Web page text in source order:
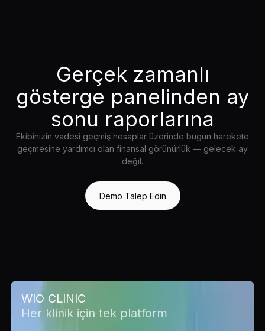
Gerçek zamanlı
gösterge panelinden ay
sonu raporlarına
Ekibinizin vadesi geçmiş hesaplar üzerinde bugün harekete
geçmesine yardımcı olan finansal görünürlük — gelecek ay
değil.
Demo Talep Edin
WIO CLINIC
Her klinik için tek platform